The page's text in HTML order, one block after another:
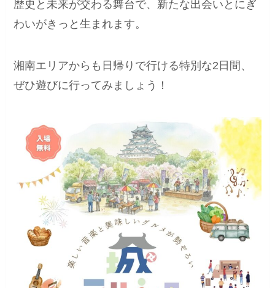
歴史と未来が交わる舞台で、新たな出会いとにぎ
わいがきっと生まれます。
湘南エリアからも日帰りで行ける特別な2日間、
ぜひ遊びに行ってみましょう！